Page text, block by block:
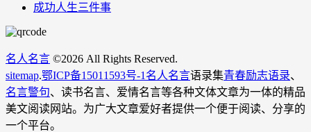
成功人生三件事
名人名言 ©2026 All Rights Reserved.
sitemap.鄂ICP备15011593号-1 名人名言语录集青春励志语录、
名言警句、读书名言、爱情名言等各种文体文章为一体的精品
美文阅读网站。为广大文章爱好者提供一个便于阅读、分享的
一个平台。